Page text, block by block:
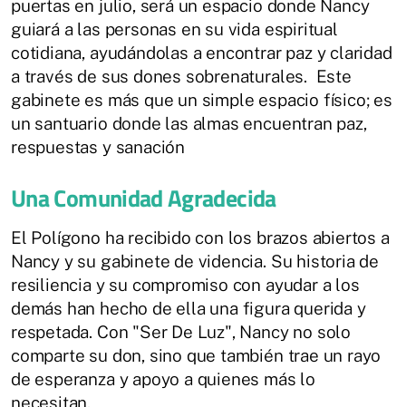
puertas en julio, será un espacio donde Nancy
guiará a las personas en su vida espiritual
cotidiana, ayudándolas a encontrar paz y claridad
a través de sus dones sobrenaturales. Este
gabinete es más que un simple espacio físico; es
un santuario donde las almas encuentran paz,
respuestas y sanación
Una Comunidad Agradecida
El Polígono ha recibido con los brazos abiertos a
Nancy y su gabinete de videncia. Su historia de
resiliencia y su compromiso con ayudar a los
demás han hecho de ella una figura querida y
respetada. Con "Ser De Luz", Nancy no solo
comparte su don, sino que también trae un rayo
de esperanza y apoyo a quienes más lo
necesitan.